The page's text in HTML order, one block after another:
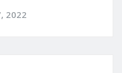
2022